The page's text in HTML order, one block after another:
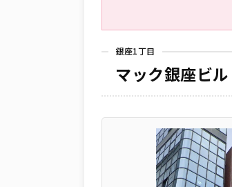
銀座1丁目
マック銀座ビル